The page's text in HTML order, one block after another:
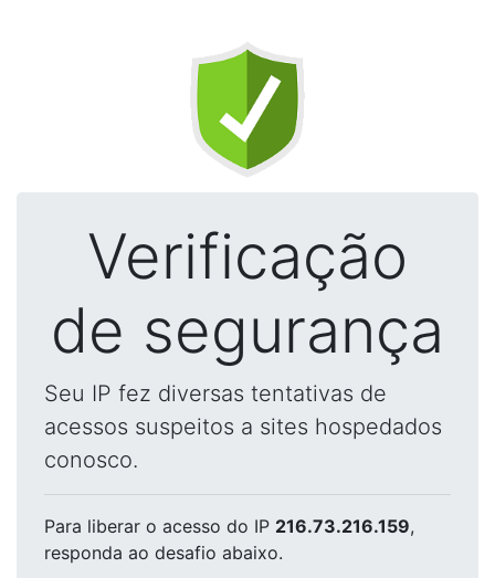
Verificação
de segurança
Seu IP fez diversas tentativas de
acessos suspeitos a sites hospedados
conosco.
Para liberar o acesso do IP 216.73.216.159,
responda ao desafio abaixo.